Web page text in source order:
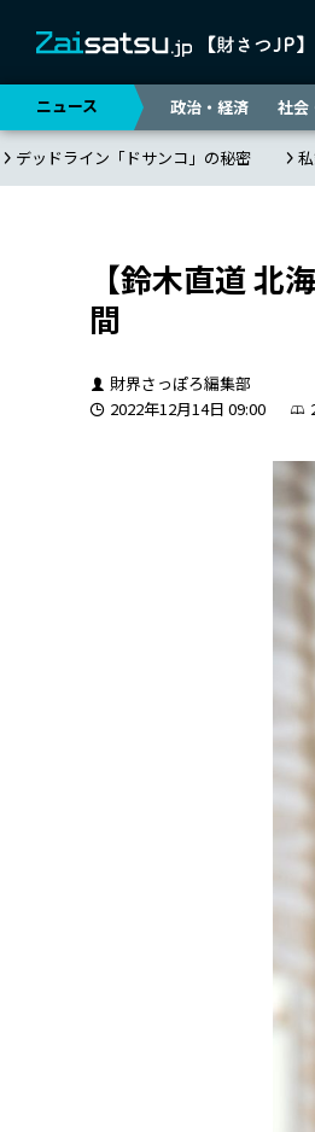
ニュース 政治・経済 社会
デッドライン「ドサンコ」の秘密
【鈴木直道 北
間
財界さっぽろ編集部
2022年12月14日 09:00